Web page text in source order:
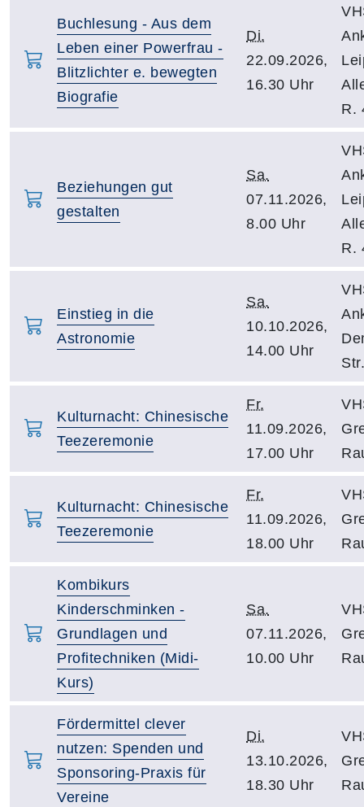
Buchlesung - Aus dem
Leben einer Powerfrau -
Blitzlichter e. bewegten
Biografie
Di.
22.09.2026,
16.30 Uhr
R.
Beziehungen gut
gestalten
Sa.
07.11.2026,
8.00 Uhr
R.
Einstieg in die
Astronomie
Sa.
10.10.2026,
14.00 Uhr
Kulturnacht: Chinesische
Teezeremonie
Fr.
11.09.2026,
17.00 Uhr
Kulturnacht: Chinesische
Teezeremonie
Fr.
11.09.2026,
18.00 Uhr
Kombikurs
Kinderschminken -
Grundlagen und
Profitechniken (Midi-
Kurs)
Sa.
07.11.2026,
10.00 Uhr
Fördermittel clever
nutzen: Spenden und
Sponsoring-Praxis für
Vereine
Di.
13.10.2026,
18.30 Uhr